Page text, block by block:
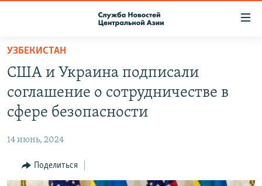
Вернуться
основному
содержанию
Вернутся
главной
Вернутся
КОНТАКТЫ
НАСТОЯЩЕЕ ВРЕМЯ
МИГРАНТ МЕДИА
УЗБЕКИСТАН
США и Украина подписали
соглашение о сотрудничестве в
сфере безопасности
14 июнь, 2024
Поделиться